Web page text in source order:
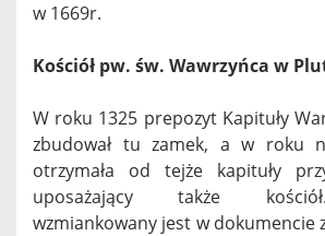
w 1669r.
Kościół pw. św. Wawrzyńca w
W roku 1325 prepozyt Kapituły
zbudował tu zamek, a w roku
otrzymała od tejże kapituły
uposażający także
wzmiankowany jest w dokumencie